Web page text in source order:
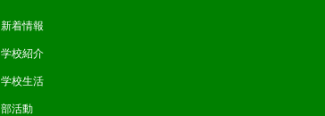
新着情報
学校紹介
学校生活
部活動